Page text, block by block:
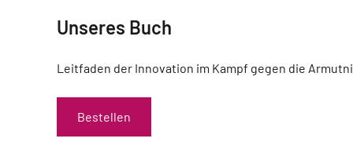
Unseres Buch
Leitfaden der Innovation im Kampf gegen die
Bestellen